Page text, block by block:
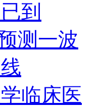
到
测一波
临床医